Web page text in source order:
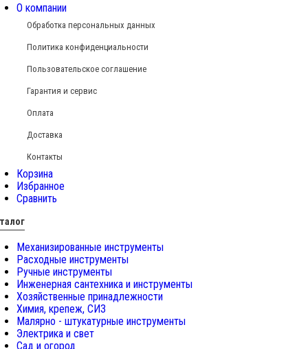
О компании
Обработка персональных данных
Политика конфиденциальности
Пользовательское соглашение
Гарантия и сервис
Оплата
Доставка
Контакты
Корзина
Избранное
Сравнить
Механизированные инструменты
Расходные инструменты
Ручные инструменты
Инженерная сантехника и инструменты
Хозяйственные принадлежности
Химия, крепеж, СИЗ
Малярно - штукатурные инструменты
Электрика и свет
Сад и огород